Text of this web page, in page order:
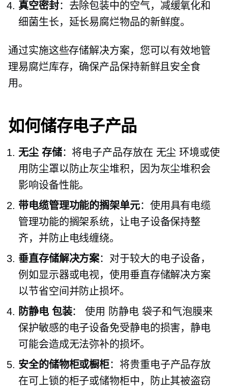
真空密封：去除包装中的空气，减缓氧化和
细菌生长，延长易腐烂物品的新鲜度。
通过实施这些存储解决方案，您可以有效地管
理易腐烂库存，确保产品保持新鲜且安全食
用。
如何储存电子产品
无尘存储：将电子产品存放在 无尘 环境或使
用防尘罩以防止灰尘堆积，因为灰尘堆积会
影响设备性能。
带电缆管理功能的搁架单元：使用具有电缆
管理功能的搁架系统，让电子设备保持整
齐，并防止电线缠绕。
垂直存储解决方案：对于较大的电子设备，
例如显示器或电视，使用垂直存储解决方案
以节省空间并防止损坏。
防静电包装： 使用 防静电袋子和气泡膜来
保护敏感的电子设备免受静电的损害，静电
可能会造成无法弥补的损坏。
安全的储物柜或橱柜：将贵重电子产品存放
在可上锁的柜子或储物柜中，防止其被盗窃